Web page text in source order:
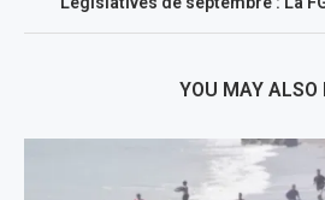
YOU MAY ALSO